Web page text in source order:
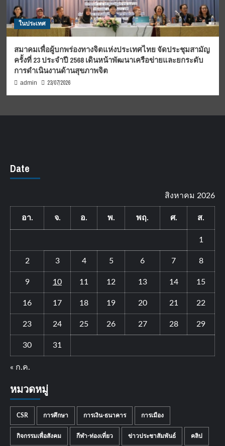
ในประเทศ
สมาคมเพื่อผู้บกพร่องทางจิตแห่งประเทศไทย จัดประชุมสามัญ
ครั้งที่ 23 ประจำปี 2568 เดินหน้าพัฒนาเครือข่ายและยกระดับ
การดำเนินงานด้านสุขภาพจิต
admin 23/07/2026
Date
สิงหาคม 2026
อา. จ. อ. พ. พฤ. ศ. ส.
1
2 3 4 5 6 7 8
9 10 11 12 13 14 15
16 17 18 19 20 21 22
23 24 25 26 27 28 29
30 31
« ก.ค.
หมวดหมู่
CSR การศึกษา การเงิน-ธนาคาร การเมือง
กิจกรรมเพื่อสังคม กีฬา-ท่องเที่ยว ข่าวประชาสัมพันธ์ คลิป